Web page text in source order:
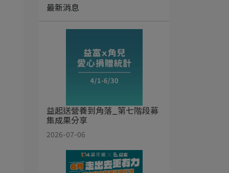
最新消息
益起送營養到角落_第七階段募
集成果分享
2026-07-06